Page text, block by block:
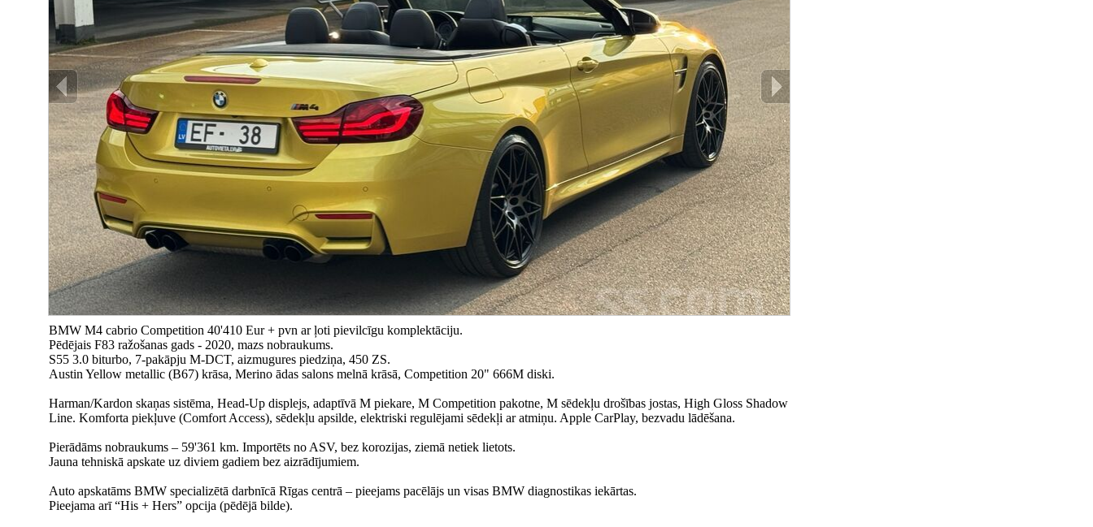
BMW M4 cabrio Competition 40'410 Eur + pvn ar ļoti pievilcīgu komplektāciju.
Pēdējais F83 ražošanas gads - 2020, mazs nobraukums.
S55 3.0 biturbo, 7-pakāpju M-DCT, aizmugures piedziņa, 450 ZS.
Austin Yellow metallic (B67) krāsa, Merino ādas salons melnā krāsā, Competition 20" 666M diski.
Harman/Kardon skaņas sistēma, Head-Up displejs, adaptīvā M piekare, M Competition pakotne, M sēdekļu drošības jostas, High Gloss Shadow
Line. Komforta piekļuve (Comfort Access), sēdekļu apsilde, elektriski regulējami sēdekļi ar atmiņu. Apple CarPlay, bezvadu lādēšana.
Pierādāms nobraukums – 59'361 km. Importēts no ASV, bez korozijas, ziemā netiek lietots.
Jauna tehniskā apskate uz diviem gadiem bez aizrādījumiem.
Auto apskatāms BMW specializētā darbnīcā Rīgas centrā – pieejams pacēlājs un visas BMW diagnostikas iekārtas.
Pieejama arī “His + Hers” opcija (pēdējā bilde).